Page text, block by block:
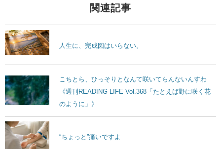
関連記事
人生に、完成図はいらない。
こちとら、ひっそりとなんて咲いてらんないんすわ
《週刊READING LIFE Vol.368「たとえば野に咲く花
のように」》
“ちょっと”痛いですよ